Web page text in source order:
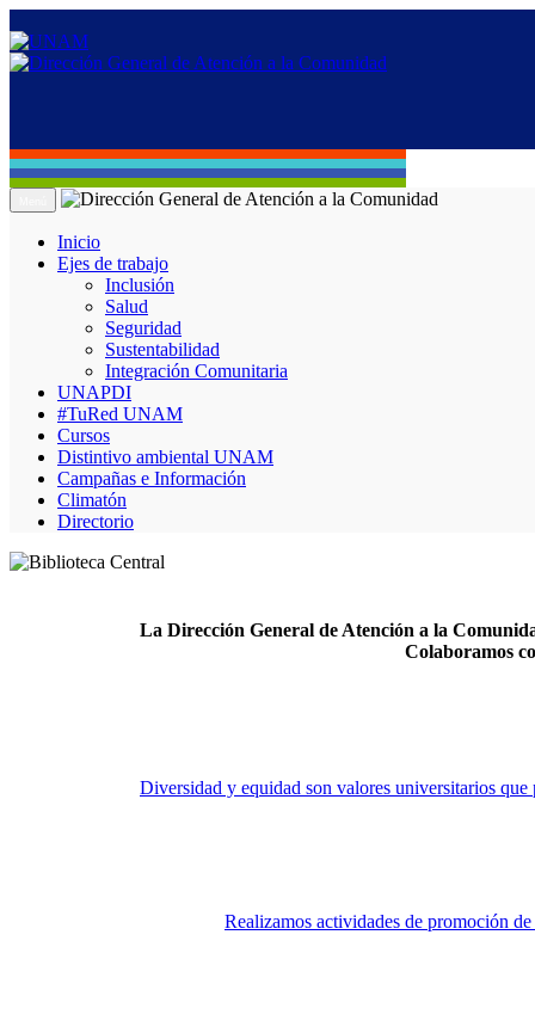
Inicio
Ejes de trabajo
Inclusión
Salud
Seguridad
Sustentabilidad
Integración Comunitaria
UNAPDI
#TuRed UNAM
Cursos
Distintivo ambiental UNAM
Campañas e Información
Climatón
Directorio
La Dirección General de Atención a la
Colaboramos
Diversidad y equidad son valores universitarios que
Realizamos actividades de promoción